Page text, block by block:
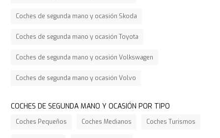
Coches de segunda mano y ocasión Skoda
Coches de segunda mano y ocasión Toyota
Coches de segunda mano y ocasión Volkswagen
Coches de segunda mano y ocasión Volvo
COCHES DE SEGUNDA MANO Y OCASIÓN POR TIPO
Coches Pequeños Coches Medianos Coches Turismos